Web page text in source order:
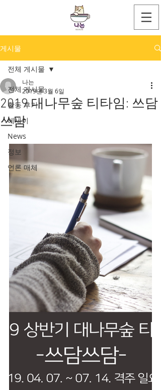
게시물
전체 게시물
활동 후기
에세이
News
정보
언론 매체
전체 게시물
2019 대나무숲 티타임: 쓰담
쓰담
나는
2019년 3월 6일